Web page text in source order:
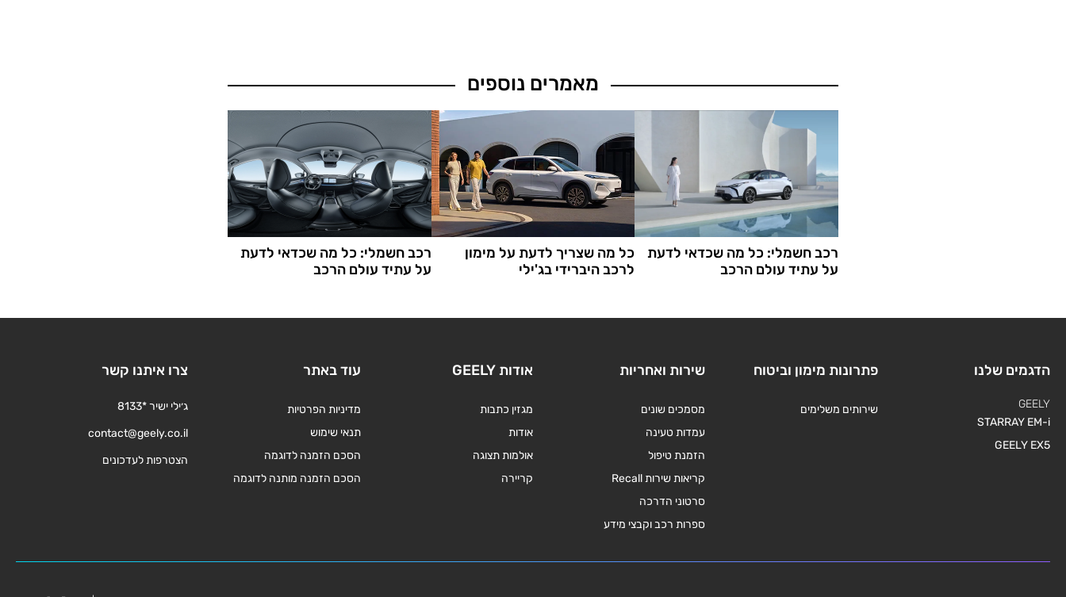
מאמרים נוספים
רכב חשמלי: כל מה שכדאי לדעת
על עתיד עולם הרכב
כל מה שצריך לדעת על מימון
לרכב היברידי בג'ילי
רכב חשמלי: כל מה שכדאי לדעת
על עתיד עולם הרכב
הדגמים שלנו
GEELY
STARRAY EM-i
GEELY EX5
פתרונות מימון וביטוח
שירותים משלימים
שירות ואחריות
מסמכים שונים
עמדות טעינה
הזמנת טיפול
קריאות שירות Recall
סרטוני הדרכה
ספרות רכב וקבצי מידע
אודות GEELY
מגזין כתבות
אודות
אולמות תצוגה
קריירה
עוד באתר
מדיניות הפרטיות
תנאי שימוש
הסכם הזמנה לדוגמה
הסכם הזמנה מותנה לדוגמה
צרו איתנו קשר
ג׳ילי ישיר *8133
contact@geely.co.il
הצטרפות לעדכונים